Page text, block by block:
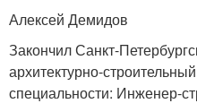
Алексей Демидов
Закончил Санкт-
архитектурно-
специальности: Инженер-